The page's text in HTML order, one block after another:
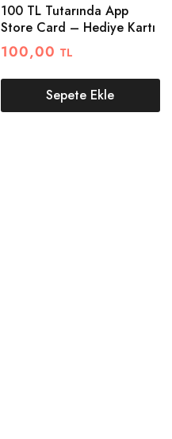
100 TL Tutarında App
Store Card – Hediye Kartı
100,00 TL
Sepete Ekle